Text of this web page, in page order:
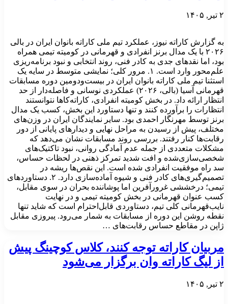
۲ تیر, ۱۴۰۵
به گزارش کاراته نیوز، عملکرد تیم ملی کاراته بانوان ایران در بالی
۲۰۲۶ با یک مدال برنز انفرادی و قهرمانی در کومیته تیمی همراه
بود، اما نقدهای جدی به کادر فنی، روند انتخابی و نبود برنامه‌ریزی
علم‌محور وارد است. ۱. مرور کلی؛ نمایشی متوسط در سایه یک
استثنا تیم ملی کاراته بانوان ایران در بیست‌ودومین دوره مسابقات
قهرمانی آسیا (بالی، ۲۰۲۶) عملکردی نوسانی و فاصله‌دار از حد
انتظار ارائه داد. در بخش کومیته انفرادی، کاراته‌کاها نتوانستند
انتظارات را برآورده کنند و تنها دستاورد این بخش، کسب یک مدال
برنز توسط مهرنگار احمدی بود. سایر نمایندگان ایران در وزن‌های
مختلف، پیش از رسیدن به مراحل نهایی و دیدارهای پایانی از دور
رقابت‌ها کنار رفتند. بررسی روند مسابقات نشان می‌دهد که
مشکلات متعددی از جمله عدم آمادگی روانی، نبود تاکتیک‌های
شخصی‌سازی‌شده و افت شدید تمرکز ذهنی در لحظات حساس،
سد راه موفقیت انفرادی شده است. این نقص‌ها ریشه در
تصمیم‌گیری‌های کادر فنی و شیوه آماده‌سازی دارد. ۲. دستاوردهای
تیمی؛ درخششی غرورآفرین اما پوشاننده بحران در سوی مقابل،
کسب عنوان قهرمانی در بخش کومیته تیمی و در نهایت
نایب‌قهرمانی کلی تیم، دستاوردی قابل‌احترام است که شاید تنها
نقطه روشن این دوره از مسابقات به شمار می‌رود. پیروزی مقابل
ژاپن در مقاطع حساس رقابت‌های …
مربیان کاراته توجه کنند، کلاس کوچینگ پیش
از لیگ کاراته وان برگزار می‌شود
۲ تیر, ۱۴۰۵